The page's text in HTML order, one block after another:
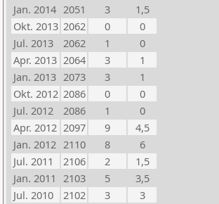
Jan. 2014 2051 3
1,5
Okt. 2013 2062 0
0
Jul. 2013
2062 1
0
Apr. 2013 2064 3
1
Jan. 2013 2073 3
1
Okt. 2012 2086 0
0
Jul. 2012
2086 1
0
Apr. 2012 2097 9
4,5
Jan. 2012 2110 8
6
Jul. 2011
2106 2
1,5
Jan. 2011 2103 5
3,5
Jul. 2010
2102 3
3